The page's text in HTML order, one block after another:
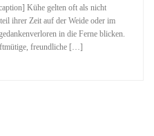
Kühe gelten oft als nicht
ihrer Zeit auf der Weide oder im
in die Ferne blicken.
freundliche […]